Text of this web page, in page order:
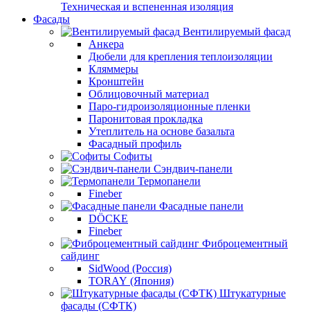
Техническая и вспененная изоляция
Фасады
Вентилируемый фасад
Анкера
Дюбели для крепления теплоизоляции
Кляммеры
Кронштейн
Облицовочный материал
Паро-гидроизоляционные пленки
Паронитовая прокладка
Утеплитель на основе базальта
Фасадный профиль
Софиты
Сэндвич-панели
Термопанели
Fineber
Фасадные панели
DÖCKE
Fineber
Фиброцементный
сайдинг
SidWood (Россия)
TORAY (Япония)
Штукатурные
фасады (СФТК)